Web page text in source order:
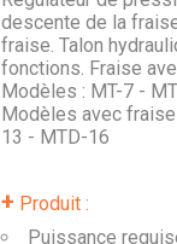
+ Produit :
Puissance
descente de la
fraise. Talon
fonctions. Fraise
Modèles : MT-7 -
Modèles avec
13 - MTD-16